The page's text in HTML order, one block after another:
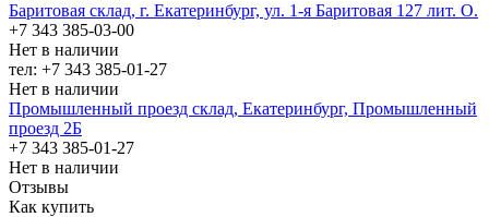
Баритовая склад, г. Екатеринбург, ул. 1-я Баритовая 127 лит. О.
+7 343 385-03-00
Нет в наличии
тел: +7 343 385-01-27
Нет в наличии
Промышленный проезд cклад, Екатеринбург, Промышленный
проезд 2Б
+7 343 385-01-27
Нет в наличии
Отзывы
Как купить